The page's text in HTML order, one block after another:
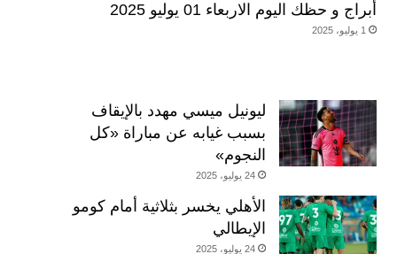
أبراج و حظك اليوم الاربعاء 01 يوليو 2025
1 يوليو، 2025
ليونيل ميسي مهدد بالإيقاف
بسبب غيابه عن مباراة «كل
النجوم»
24 يوليو، 2025
الأهلي يخسر بثلاثية أمام كومو
الإيطالي
24 يوليو، 2025